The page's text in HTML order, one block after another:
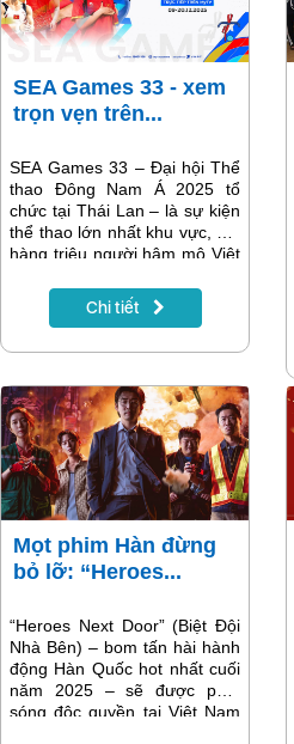
SEA Games 33 - xem
trọn vẹn trên...
SEA Games 33 – Đại hội Thể
thao Đông Nam Á 2025 tổ
chức tại Thái Lan – là sự kiện
thể thao lớn nhất khu vực, nơi
hàng triệu người hâm mộ Việt
của đoàn thể thao nước nhà.
Để khán giả theo dõi thuận
Games 33 thông qua các
kênh VTV giúp người xem
nắm trọn diễn biến đại hội mọi
lúc, mọi nơi.
Chi tiết
Mọt phim Hàn đừng
bỏ lỡ: “Heroes...
“Heroes Next Door” (Biệt Đội
Nhà Bên) – bom tấn hài hành
động Hàn Quốc hot nhất cuối
năm 2025 – sẽ được phát
sóng độc quyền tại Việt Nam